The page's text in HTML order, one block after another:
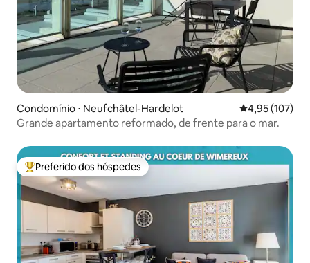
Condomínio ⋅ Neufchâtel-Hardelot 4,95 de uma
4,95 (107)
Grande apartamento reformado, de frente para o mar.
Entre os melhores preferidos dos hóspedes
Preferido dos hóspedes